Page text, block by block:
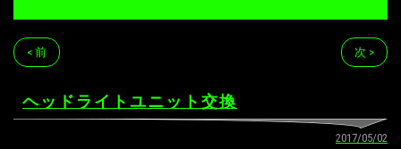
< 前 次 >
ヘッドライトユニット交換
2017/05/02